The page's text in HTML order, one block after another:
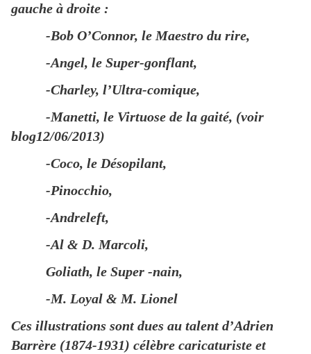
gauche à droite :
-Bob O’Connor, le Maestro du rire,
-Angel, le Super-gonflant,
-Charley, l’Ultra-comique,
-Manetti, le Virtuose de la gaité, (voir
blog12/06/2013)
-Coco, le Désopilant,
-Pinocchio,
-Andreleft,
-Al & D. Marcoli,
Goliath, le Super -nain,
-M. Loyal & M. Lionel
Ces illustrations sont dues au talent d’Adrien
Barrère (1874-1931) célèbre caricaturiste et